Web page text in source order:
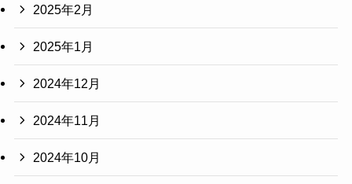
2025年2月
2025年1月
2024年12月
2024年11月
2024年10月